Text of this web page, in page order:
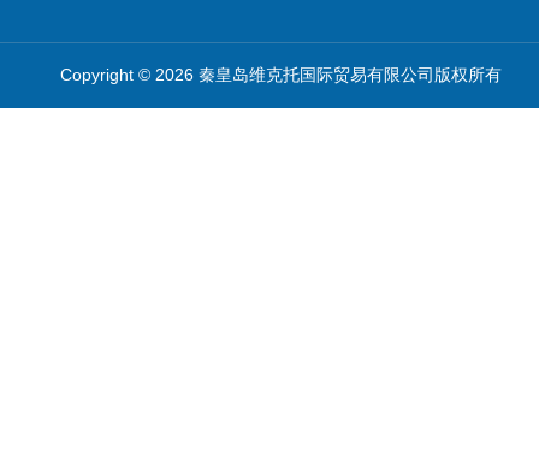
Copyright © 2026 秦皇岛维克托国际贸易有限公司版权所有